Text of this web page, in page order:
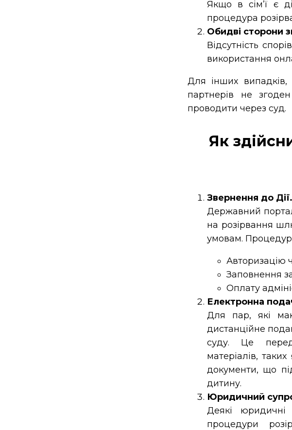
Якщо в сім’ї є
процедура
Обидві сторони
Відсутність
використання
Для інших
партнерів не
проводити через суд.
Як
Звернення до Дії.
Державний
на розірвання
умовам.
Авторизацію
Заповнення
Оплату
Електронна
Для пар, які
дистанційне
суду. Це
матеріалів,
документи, що
дитину.
Юридичний
Деякі юридичні
процедури